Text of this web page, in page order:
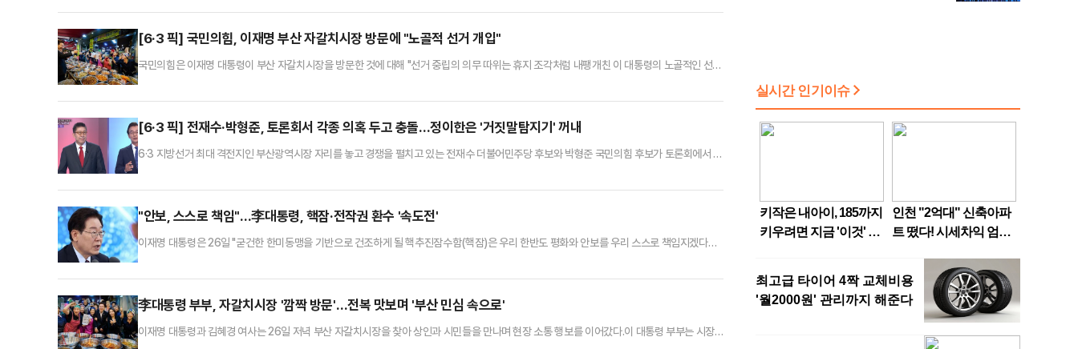
은 "하루하루 치솟는 물가와 대출 이자에 신음하고 '전세 지옥'과 내 집 마련 절벽에 갇힌 청년과 서민의 피눈물을 안다면, 감히 '도약의 마찰음'이
[6·3 픽] 국민의힘, 이재명 부산 자갈치시장 방문에 "노골적 선거 개입"
국민의힘은 이재명 대통령이 부산 자갈치시장을 방문한 것에 대해 "선거 중립의 의무 따위는 휴지 조각처럼 내팽개친 이 대통령의 노골적인 선거
대에서 '동남권 전략적 투자'를 운운하며 선거용 예산 미끼를 던지더니, 오후에는 곧바로 부산 자갈치시장으로 내려가 노골적인 관권선거판을 벌
[6·3 픽] 전재수·박형준, 토론회서 각종 의혹 두고 충돌…정이한은 '거짓말탐지기' 꺼내
6·3 지방선거 최대 격전지인 부산광역시장 자리를 놓고 경쟁을 펼치고 있는 전재수 더불어민주당 후보와 박형준 국민의힘 후보가 토론회에서 각
수·박형준·정이한 후보는 26일 밤 부산 수영구 KBS홀에서 열린 '부산KBS 초청 제9회 전국동시지방선거 법정토론회'에서 정책, 공약, 의혹 등
"안보, 스스로 책임"…李대통령, 핵잠·전작권 환수 '속도전'
이재명 대통령은 26일 "굳건한 한미동맹을 기반으로 건조하게 될 핵추진잠수함(핵잠)은 우리 한반도 평화와 안보를 우리 스스로 책임지겠다는
부에서 주재한 제1회 미래국방전략위원회 회의에서 "국가가 스스로 방어하는, 즉 자주국방이 확고한 나라가 진정한 국가의 완성된 모습"이라며
李대통령 부부, 자갈치시장 '깜짝 방문'…전복 맛보며 '부산 민심 속으로'
이재명 대통령과 김혜경 여사는 26일 저녁 부산 자갈치시장을 찾아 상인과 시민들을 만나며 현장 소통 행보를 이어갔다.이 대통령 부부는 시장